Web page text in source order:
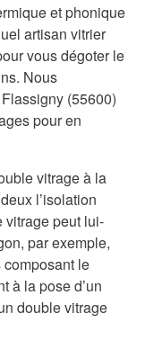
et phonique
artisan vitrier
vous dégoter le
Nous
(55600)
pour en
vitrage à la
l’isolation
vitrage peut lui-
par exemple,
le
à la pose d’un
double vitrage